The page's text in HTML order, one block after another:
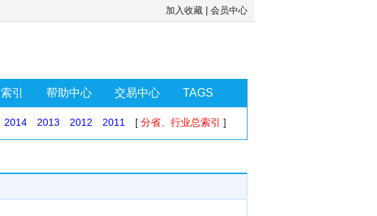
加入收藏 会员中心
引 帮助中心 交易中心 TAGS
2014 2013 2012 2011 [ 分省、行业总索引 ]